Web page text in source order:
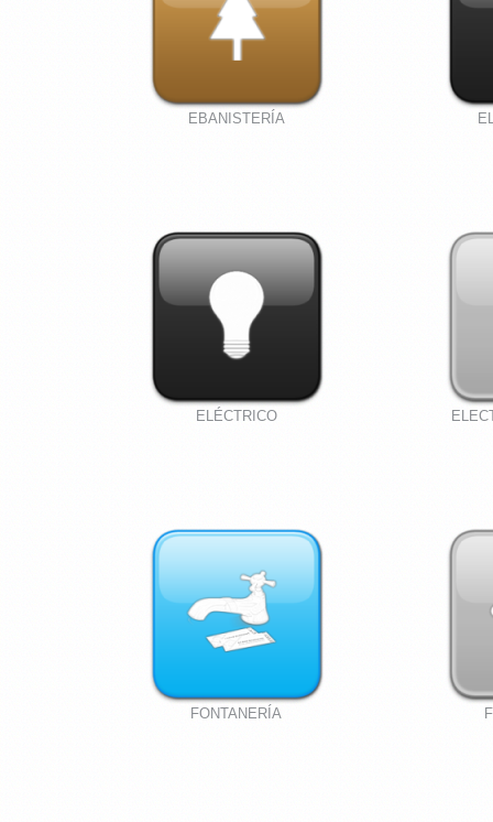
EBANISTERÍA
ELÉCTRICO
FONTANERÍA